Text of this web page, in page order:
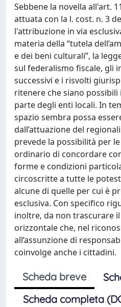
Sebbene la novella all'art.
attuata con la l. cost. n. 3
l'attribuzione in via
materia della “tutela
e dei beni culturali”, la
sul federalismo fiscale, gli
successivi e i risvolti
ritenere che siano
parte degli enti locali. In
spazio sembra possa
dall’attuazione del
prevede la possibilità per
ordinario di concordare
forme e condizioni
circoscritte a tutte le
alcune di quelle per cui è
esclusiva. Con specifico
inoltre, da non trascurare
orizzontale che, nel
all’assunzione di
coinvolge anche i cittadini.
Scheda breve
Scheda completa